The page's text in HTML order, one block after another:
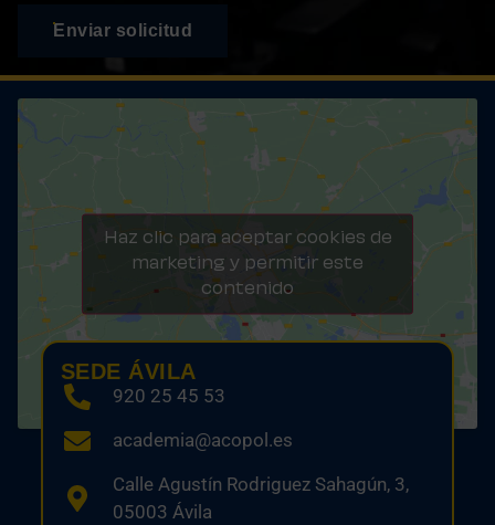
Enviar solicitud
Haz clic para aceptar cookies de
marketing y permitir este
contenido
SEDE ÁVILA
920 25 45 53
academia@acopol.es
Calle Agustín Rodriguez Sahagún, 3,
05003 Ávila